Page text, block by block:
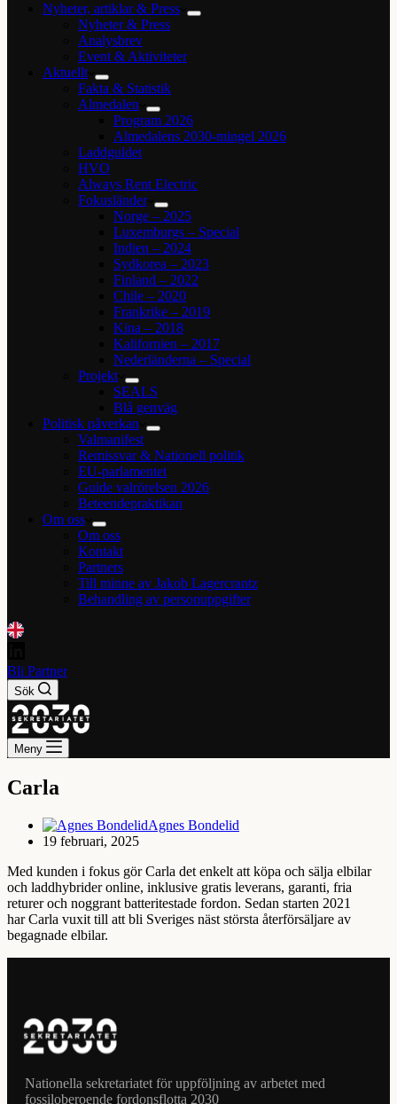
Nyheter, artiklar & Press
Nyheter & Press
Analysbrev
Event & Aktiviteter
Aktuellt
Fakta & Statistik
Almedalen
Program 2026
Almedalens 2030-mingel 2026
Laddguldet
HVO
Always Rent Electric
Fokusländer
Norge – 2025
Luxemburgs – Special
Indien – 2024
Sydkorea – 2023
Finland – 2022
Chile – 2020
Frankrike – 2019
Kina – 2018
Kalifornien – 2017
Nederländerna – Special
Projekt
SEALS
Blå genväg
Politisk påverkan
Valmanifest
Remissvar & Nationell politik
EU-parlamentet
Guide valrörelsen 2026
Beteendepraktikan
Om oss
Om oss
Kontakt
Partners
Till minne av Jakob Lagercrantz
Behandling av personuppgifter
Bli Partner
Sök
Meny
Carla
Agnes Bondelid
19 februari, 2025
Med kunden i fokus gör Carla det enkelt att köpa och sälja elbilar
och laddhybrider online, inklusive gratis leverans, garanti, fria
returer och noggrant batteritestade fordon. Sedan starten 2021
har Carla vuxit till att bli Sveriges näst största återförsäljare av
begagnade elbilar.
Nationella sekretariatet för uppföljning av arbetet med
fossiloberoende fordonsflotta 2030